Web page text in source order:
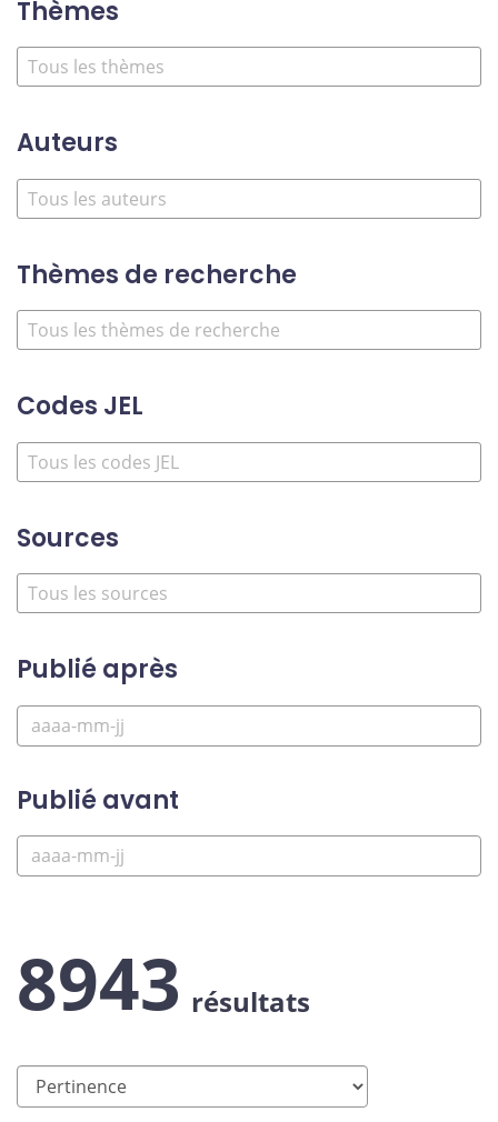
Thèmes
Auteurs
Thèmes de recherche
Codes JEL
Sources
Publié après
Publié avant
8943 résultats